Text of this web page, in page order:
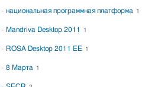
национальная программная платформа 1
Mandriva Desktop 2011 1
ROSA Desktop 2011 EE 1
8 Марта 1